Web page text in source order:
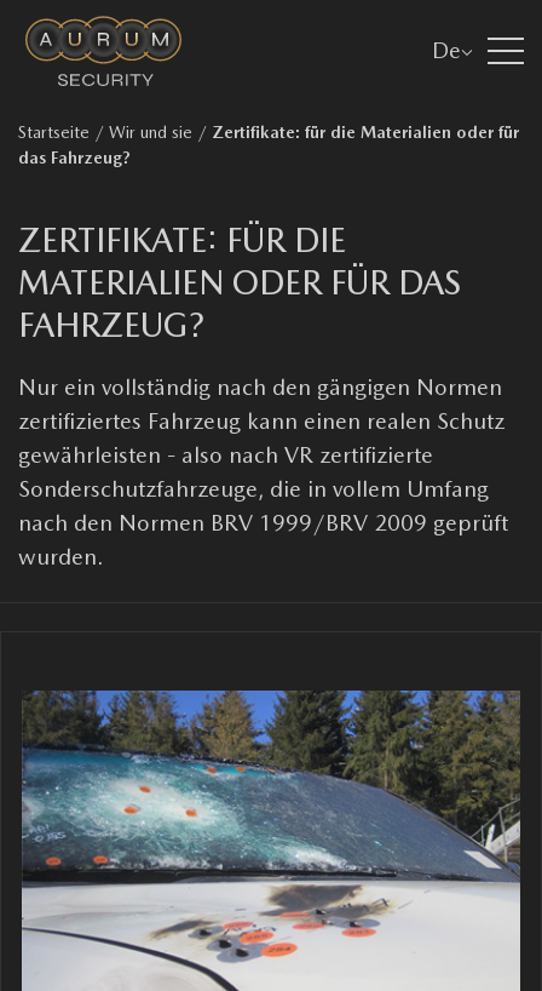
De
Startseite / Wir und sie / Zertifikate: für die Materialien oder für
das Fahrzeug?
ZERTIFIKATE: FÜR DIE
MATERIALIEN ODER FÜR DAS
FAHRZEUG?
Nur ein vollständig nach den gängigen Normen
zertifiziertes Fahrzeug kann einen realen Schutz
gewährleisten - also nach VR zertifizierte
Sonderschutzfahrzeuge, die in vollem Umfang
nach den Normen BRV 1999/BRV 2009 geprüft
wurden.